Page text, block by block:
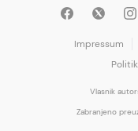
Impressum
Vlasnik
Zabranjeno